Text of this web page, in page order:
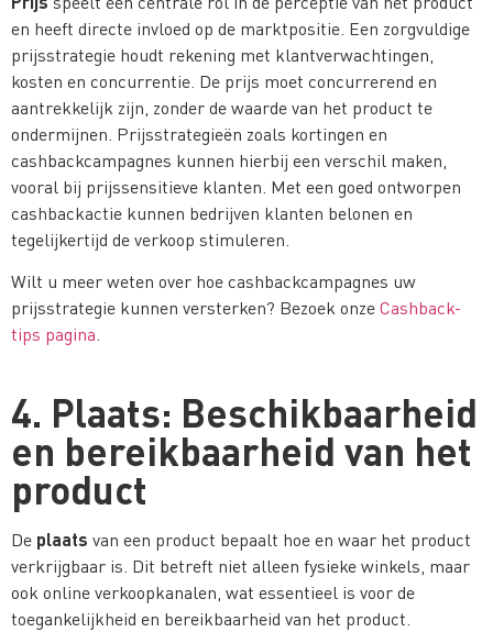
en heeft directe invloed op de marktpositie. Een zorgvuldige
prijsstrategie houdt rekening met klantverwachtingen,
kosten en concurrentie. De prijs moet concurrerend en
aantrekkelijk zijn, zonder de waarde van het product te
ondermijnen. Prijsstrategieën zoals kortingen en
cashbackcampagnes kunnen hierbij een verschil maken,
vooral bij prijssensitieve klanten. Met een goed ontworpen
cashbackactie kunnen bedrijven klanten belonen en
tegelijkertijd de verkoop stimuleren.
Wilt u meer weten over hoe cashbackcampagnes uw
prijsstrategie kunnen versterken? Bezoek onze Cashback-
tips pagina
4. Plaats: Beschikbaarheid
en bereikbaarheid van het
product
De plaats van een product bepaalt hoe en waar het product
verkrijgbaar is. Dit betreft niet alleen fysieke winkels, maar
ook online verkoopkanalen, wat essentieel is voor de
toegankelijkheid en bereikbaarheid van het product.